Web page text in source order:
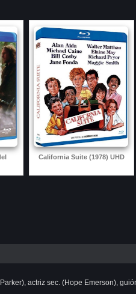
California Suite (1978) UHD
actriz sec. (Hope Emerson),